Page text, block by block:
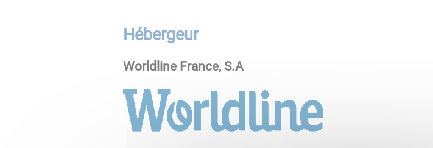
Hébergeur
Worldline France, S.A